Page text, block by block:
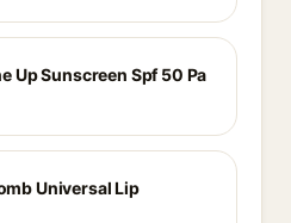
Up Sunscreen Spf 50 Pa
Universal Lip